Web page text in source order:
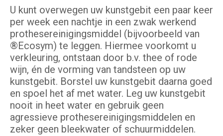
U kunt overwegen uw kunstgebit een paar keer
per week een nachtje in een zwak werkend
prothesereinigingsmiddel (bijvoorbeeld van
®Ecosym) te leggen. Hiermee voorkomt u
verkleuring, ontstaan door b.v. thee of rode
wijn, én de vorming van tandsteen op uw
kunstgebit. Borstel uw kunstgebit daarna goed
en spoel het af met water. Leg uw kunstgebit
nooit in heet water en gebruik geen
agressieve prothesereinigingsmiddelen en
zeker geen bleekwater of schuurmiddelen.